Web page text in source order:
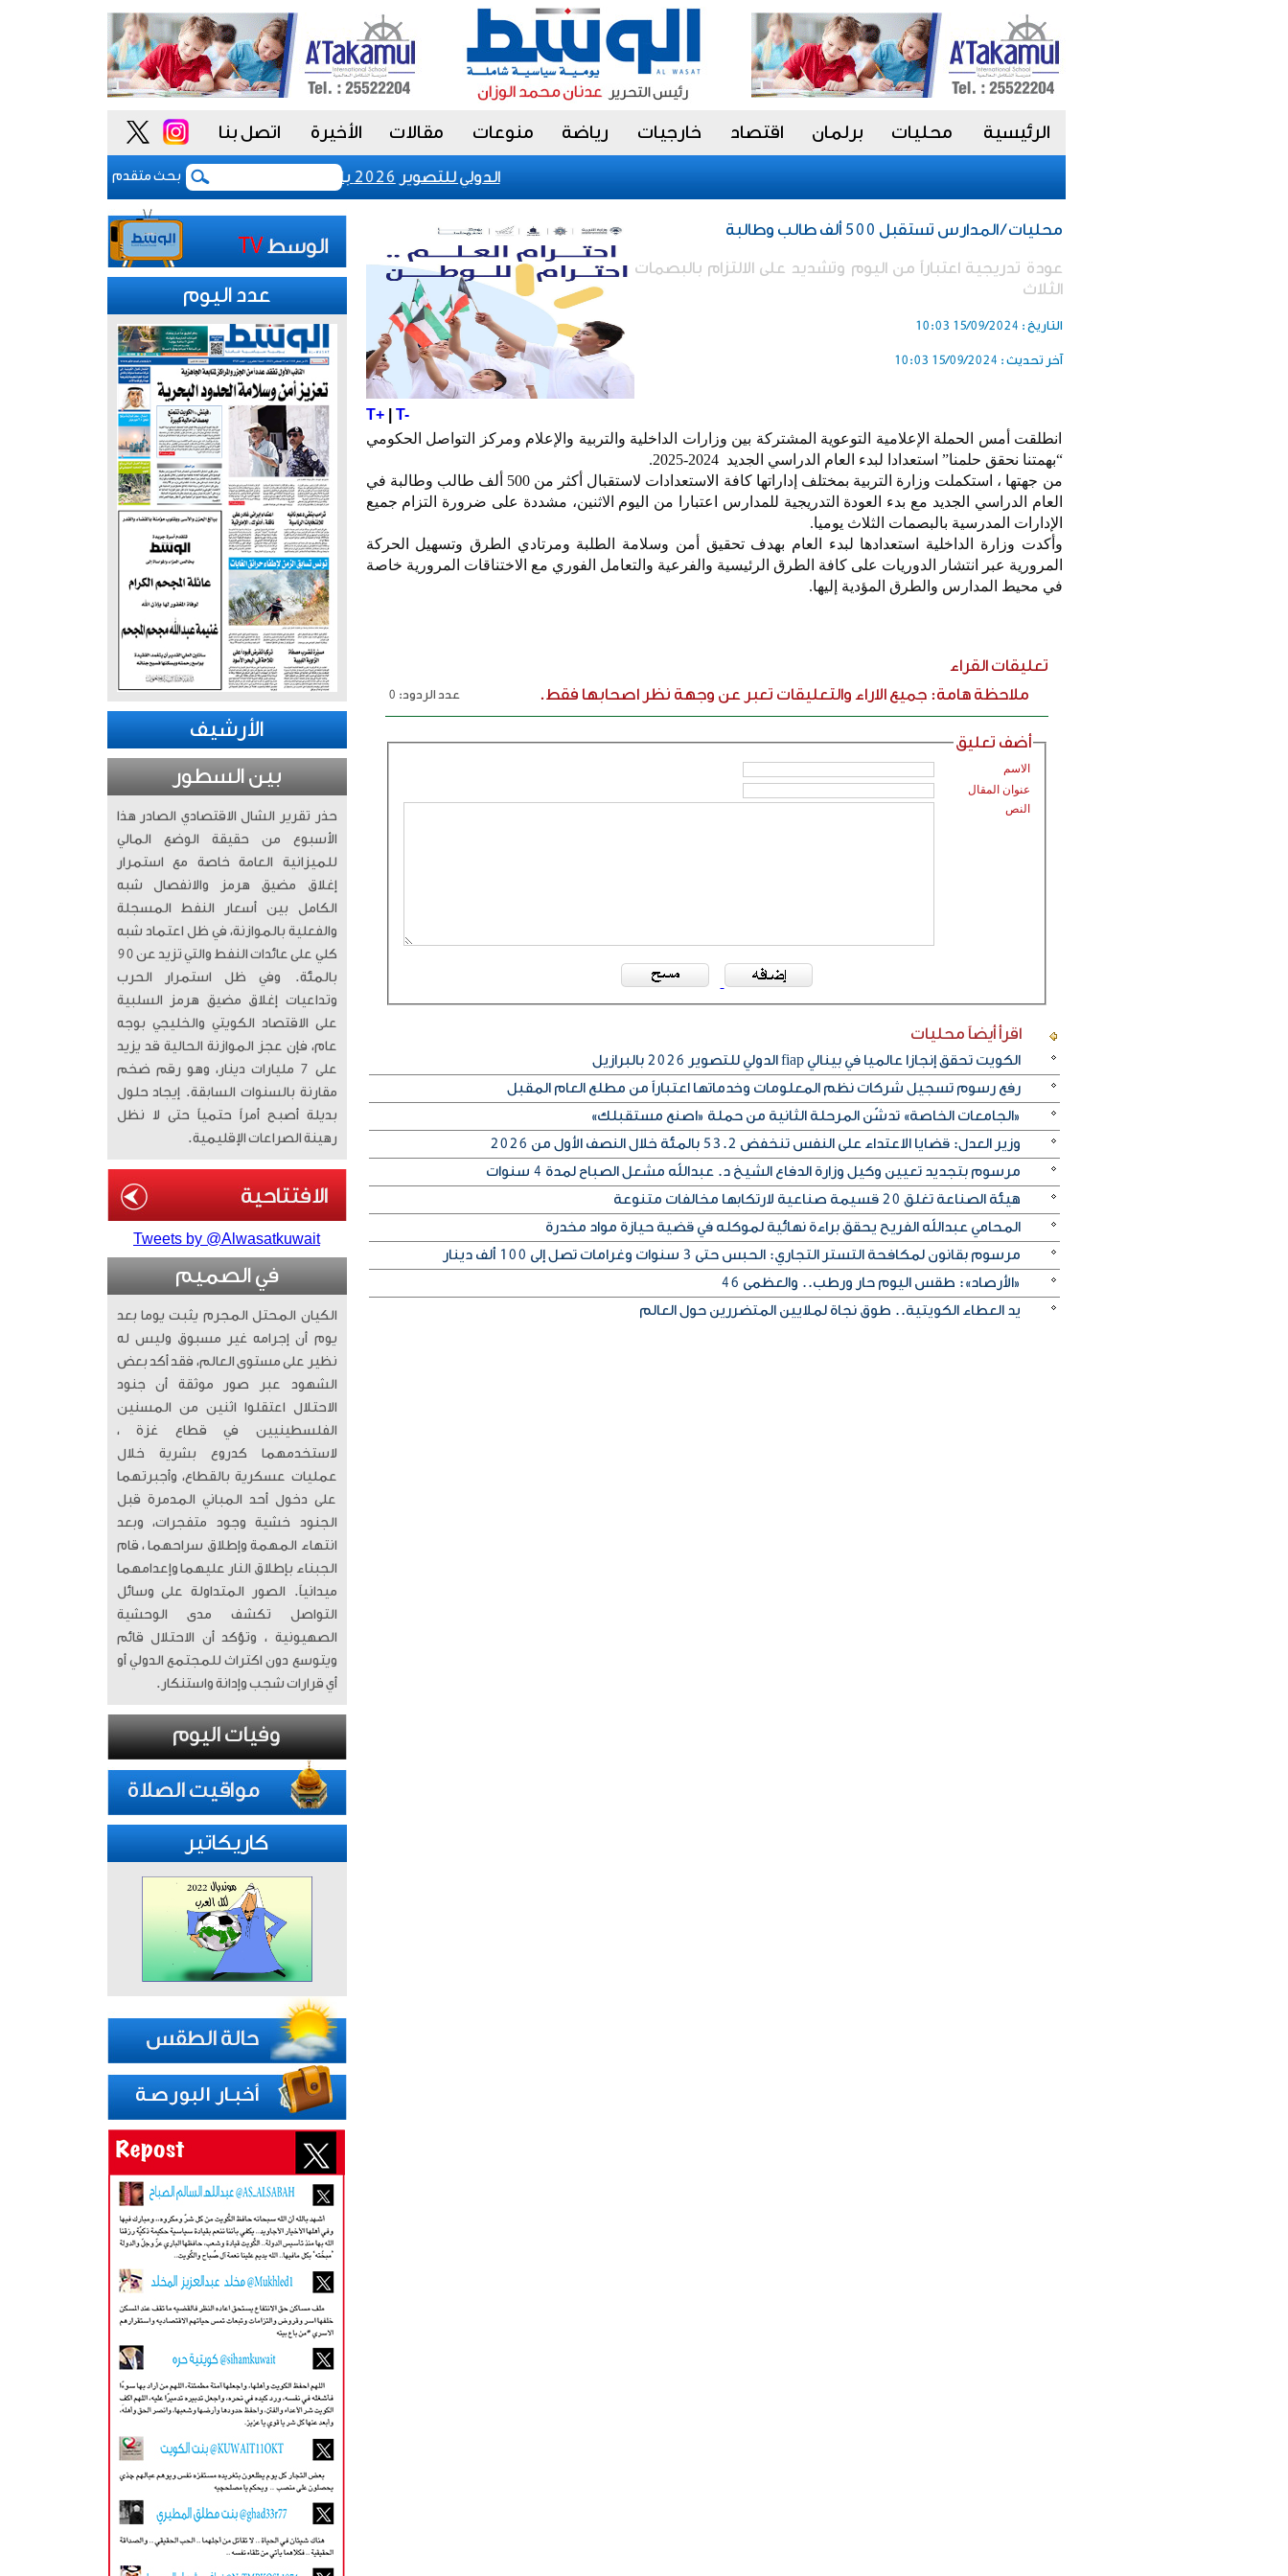
الرئيسية محليات برلمان اقتصاد خارجيات رياضة منوعات مقالات الأخيرة اتصل بنا
بحث متقدم الكويت تحقق إنجازا عالميا في بينالي fiap الدولي للتصوير 2026 بالبرازيل رفع رسوم تسجيل شركات نظم
محليات / المدارس تستقبل 500 ألف طالب وطالبة
عودة تدريجية اعتباراً من اليوم وتشديد على الالتزام بالبصمات
الثلاث
التاريخ : 15/09/2024 10:03
آخر تحديث : 15/09/2024 10:03
T+| T-
انطلقت أمس الحملة الإعلامية التوعوية المشتركة بين وزارات الداخلية والتربية والإعلام ومركز التواصل الحكومي
“بهمتنا نحقق حلمنا” استعدادا لبدء العام الدراسي الجديد 2024-2025.
من جهتها ، استكملت وزارة التربية بمختلف إداراتها كافة الاستعدادات لاستقبال أكثر من 500 ألف طالب وطالبة في
العام الدراسي الجديد مع بدء العودة التدريجية للمدارس اعتبارا من اليوم الاثنين، مشددة على ضرورة التزام جميع
الإدارات المدرسية بالبصمات الثلاث يوميا.
وأكدت وزارة الداخلية استعدادها لبدء العام بهدف تحقيق أمن وسلامة الطلبة ومرتادي الطرق وتسهيل الحركة
المرورية عبر انتشار الدوريات على كافة الطرق الرئيسية والفرعية والتعامل الفوري مع الاختناقات المرورية خاصة
في محيط المدارس والطرق المؤدية إليها.
تعليقات القراء
ملاحظة هامة: جميع الاراء والتعليقات تعبر عن وجهة نظر اصحابها فقط.
عدد الردود: 0
أضف تعليق
الاسم
عنوان المقال
النص
اقرأ أيضاً محليات
الكويت تحقق إنجازا عالميا في بينالي fiap الدولي للتصوير 2026 بالبرازيل
رفع رسوم تسجيل شركات نظم المعلومات وخدماتها اعتباراً من مطلع العام المقبل
«الجامعات الخاصة» تدشّن المرحلة الثانية من حملة «اصنع مستقبلك»
وزير العدل: قضايا الاعتداء على النفس تنخفض 53.2 بالمئة خلال النصف الأول من 2026
مرسوم بتجديد تعيين وكيل وزارة الدفاع الشيخ د. عبدالله مشعل الصباح لمدة 4 سنوات
هيئة الصناعة تغلق 20 قسيمة صناعية لارتكابها مخالفات متنوعة
المحامي عبدالله الفريح يحقق براءة نهائية لموكله في قضية حيازة مواد مخدرة
مرسوم بقانون لمكافحة التستر التجاري: الحبس حتى 3 سنوات وغرامات تصل إلى 100 ألف دينار
«الأرصاد»: طقس اليوم حار ورطب.. والعظمى 46
يد العطاء الكويتية.. طوق نجاة لملايين المتضررين حول العالم
عدد اليوم
الأرشيف
بين السطور
حذر تقرير الشال الاقتصادي الصادر هذا
الأسبوع من حقيقة الوضع المالي
للميزانية العامة خاصة مع استمرار
إغلاق مضيق هرمز والانفصال شبه
الكامل بين أسعار النفط المسجلة
والفعلية بالموازنة، في ظل اعتماد شبه
كلي على عائدات النفط والتي تزيد عن 90
بالمئة. وفي ظل استمرار الحرب
وتداعيات إغلاق مضيق هرمز السلبية
على الاقتصاد الكويتي والخليجي بوجه
عام، فإن عجز الموازنة الحالية قد يزيد
على 7 مليارات دينار، وهو رقم ضخم
مقارنة بالسنوات السابقة. إيجاد حلول
بديلة أصبح أمراً حتمياً حتى لا نظل
رهينة الصراعات الإقليمية.
Tweets by @Alwasatkuwait
في الصميم
الكيان المحتل المجرم يثبت يوما بعد
يوم أن إجرامه غير مسبوق وليس له
نظير على مستوى العالم، فقد أكد بعض
الشهود عبر صور موثقة أن جنود
الاحتلال اعتقلوا اثنين من المسنين
الفلسطينيين في قطاع غزة ،
لاستخدمهما كدروع بشرية خلال
عمليات عسكرية بالقطاع، وأجبرتهما
على دخول أحد المباني المدمرة قبل
الجنود خشية وجود متفجرات، وبعد
انتهاء المهمة وإطلاق سراحهما ، قام
الجبناء بإطلاق النار عليهما وإعدامهما
ميدانياً. الصور المتداولة على وسائل
التواصل تكشف مدى الوحشية
الصهيونية ، وتؤكد أن الاحتلال قائم
ويتوسع دون اكتراث للمجتمع الدولي أو
أي قرارات شجب وإدانة واستنكار.
كاريكاتير